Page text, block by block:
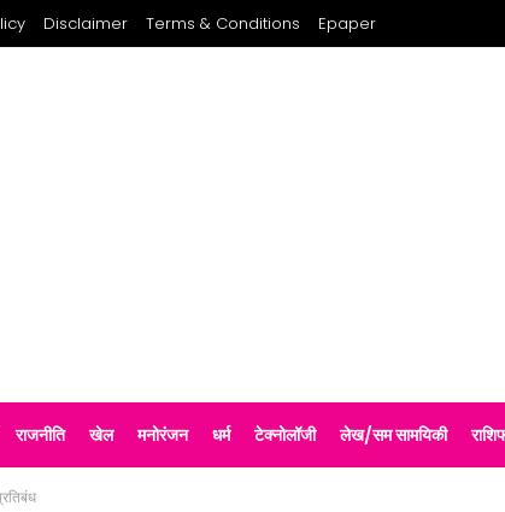
Disclaimer Terms & Conditions Epaper
राजनीति खेल मनोरंजन धर्म टेक्नोलॉजी लेख/सम सामयिकी